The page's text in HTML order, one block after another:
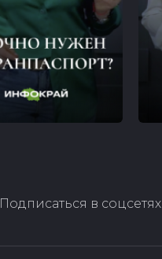
Подписаться в соцсетях